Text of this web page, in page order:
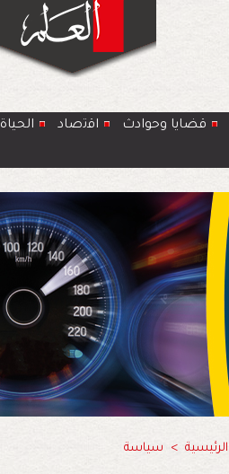
قضايا وحوادث اﻗﺗﺻﺎد
الرئيسية > سياسة